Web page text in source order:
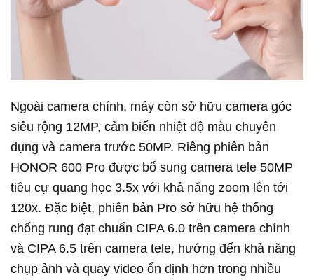
Ngoài camera chính, máy còn sở hữu camera góc
siêu rộng 12MP, cảm biến nhiệt độ màu chuyên
dụng và camera trước 50MP. Riêng phiên bản
HONOR 600 Pro được bổ sung camera tele 50MP
tiêu cự quang học 3.5x với khả năng zoom lên tới
120x. Đặc biệt, phiên bản Pro sở hữu hệ thống
chống rung đạt chuẩn CIPA 6.0 trên camera chính
và CIPA 6.5 trên camera tele, hướng đến khả năng
chụp ảnh và quay video ổn định hơn trong nhiều